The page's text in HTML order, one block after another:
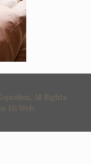
All Rights
Hi Web